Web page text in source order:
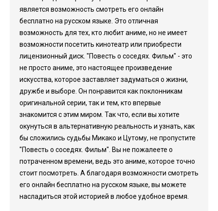
является возможность смотреть его онлайн
бесплатно на русском языке. Это отличная
возможность для тех, кто любит аниме, но не имеет
возможности посетить кинотеатр или приобрести
лицензионный диск. "Повесть о соседях. Фильм" - это
не просто аниме, это настоящее произведение
искусства, которое заставляет задуматься о жизни,
дружбе и выборе. Он понравится как поклонникам
оригинальной серии, так и тем, кто впервые
знакомится с этим миром. Так что, если вы хотите
окунуться в альтернативную реальность и узнать, как
бы сложились судьбы Микако и Цутому, не пропустите
"Повесть о соседях. Фильм". Вы не пожалеете о
потраченном времени, ведь это аниме, которое точно
стоит посмотреть. А благодаря возможности смотреть
его онлайн бесплатно на русском языке, вы можете
насладиться этой историей в любое удобное время.